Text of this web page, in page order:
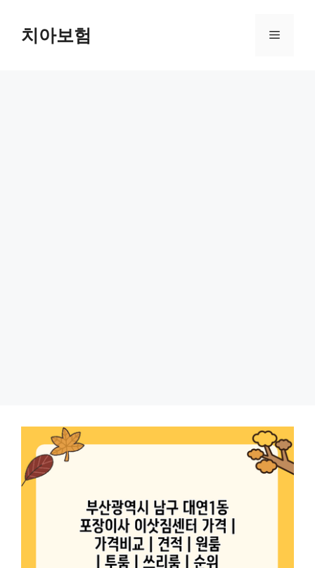
content치아보험 Menu